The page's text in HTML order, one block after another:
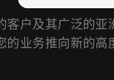
客户及其广泛的亚
业务推向新的高